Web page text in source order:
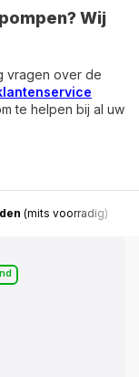
Wij
vragen over de
te helpen bij al uw
(mits voorradig)